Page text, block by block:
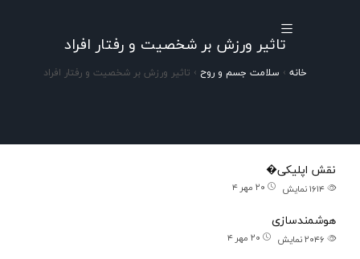
تاثیر ورزش بر شخصیت و رفتار افراد
خانه › سلامت جسم و روح › تاثیر ورزش بر شخصیت و رفتار افراد
نقش اپلیکی�
۲۰ مهر ۴ نمایش
هوشمندسازی
۲۰ مهر ۴ نمایش